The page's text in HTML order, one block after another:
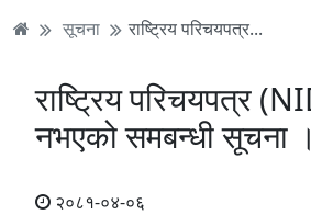
सूचना राष्ट्रिय परिचयपत्र...
राष्ट्रिय परिचयपत्र
नभएको समबन्धी सूचना ।
२०८१-०४-०६